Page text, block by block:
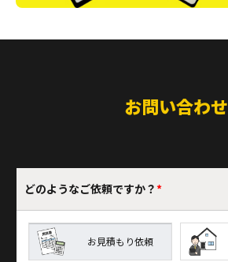
お問い合わせ
どのようなご依頼ですか？*
お見積もり依頼